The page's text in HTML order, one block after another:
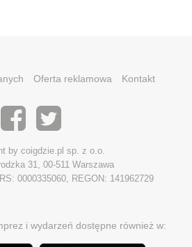
Oferta reklamowa Kontakt
by coigdzie.pl sp. z o.o.
31, 00-511 Warszawa
0000335060, REGON: 141962729
i wydarzeń dostępne również w: